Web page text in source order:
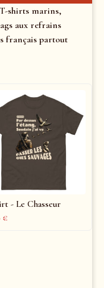
shirts marins,
aux refrains
français partout
- Le Chasseur
€